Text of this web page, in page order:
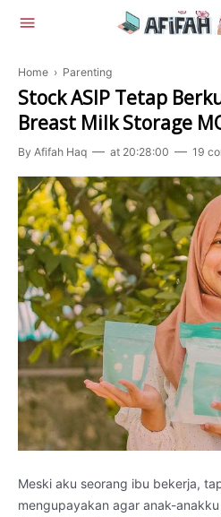
Lifestyle
Beauty
Food
Health
Review
Tekno
Home › Parenting
Stock ASIP Tetap
Breast Milk Storage
By Afifah Haq at 20:28:00 19
Meski aku seorang ibu bekerja,
mengupayakan agar anak-